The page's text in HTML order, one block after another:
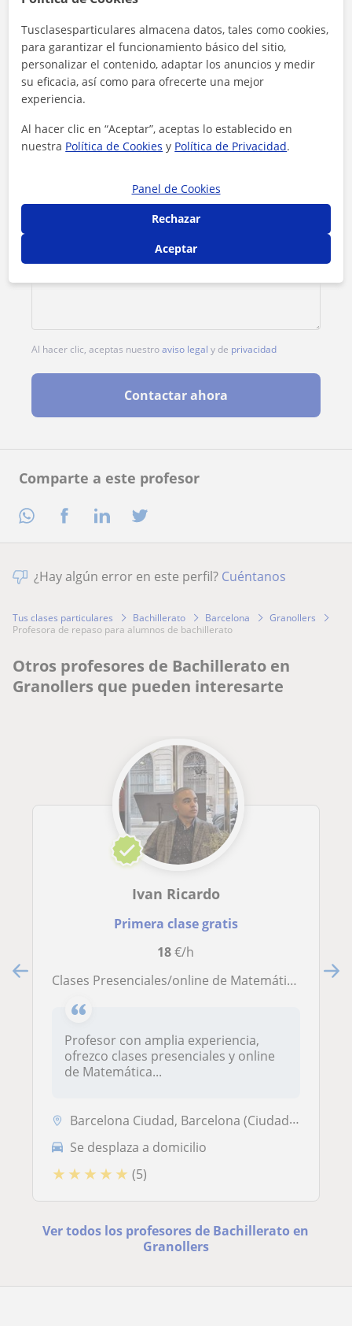
Comparte a este profesor
Tarifa 16€/h
1ª clase gratis
Al hacer clic, aceptas nuestroaviso legal y de privacidad
Contactar ahora
¿Hay algún error en este perfil? Cuéntanos
Tus clases particulares Bachillerato Barcelona
Granollers
profesora de repaso para alumnos de bachillerato
Otros profesores de Bachillerato en
Granollers que pueden interesarte
Ivan Ricardo
Primera clase gratis
18€/h
Clases Presenciales/online de Matemática y Física
Profesor con amplia experiencia,
ofrezco clases presenciales y online
de Matemática...
Barcelona Ciudad, Barcelona (Ciudad), Granollers, Sant Cugat del Vallè...
Se desplaza a domicilio
★ ★ ★ ★ ★ (5)
Ver todos los profesores de Bachillerato en
Granollers
Tusclasesparticulares almacena datos, tales como cookies,
para garantizar el funcionamiento básico del sitio,
personalizar el contenido, adaptar los anuncios y medir
su eficacia, así como para ofrecerte una mejor
experiencia.
Al hacer clic en “Aceptar”, aceptas lo establecido en
nuestra Política de Cookies y Política de Privacidad.
Panel de Cookies
Rechazar
Aceptar